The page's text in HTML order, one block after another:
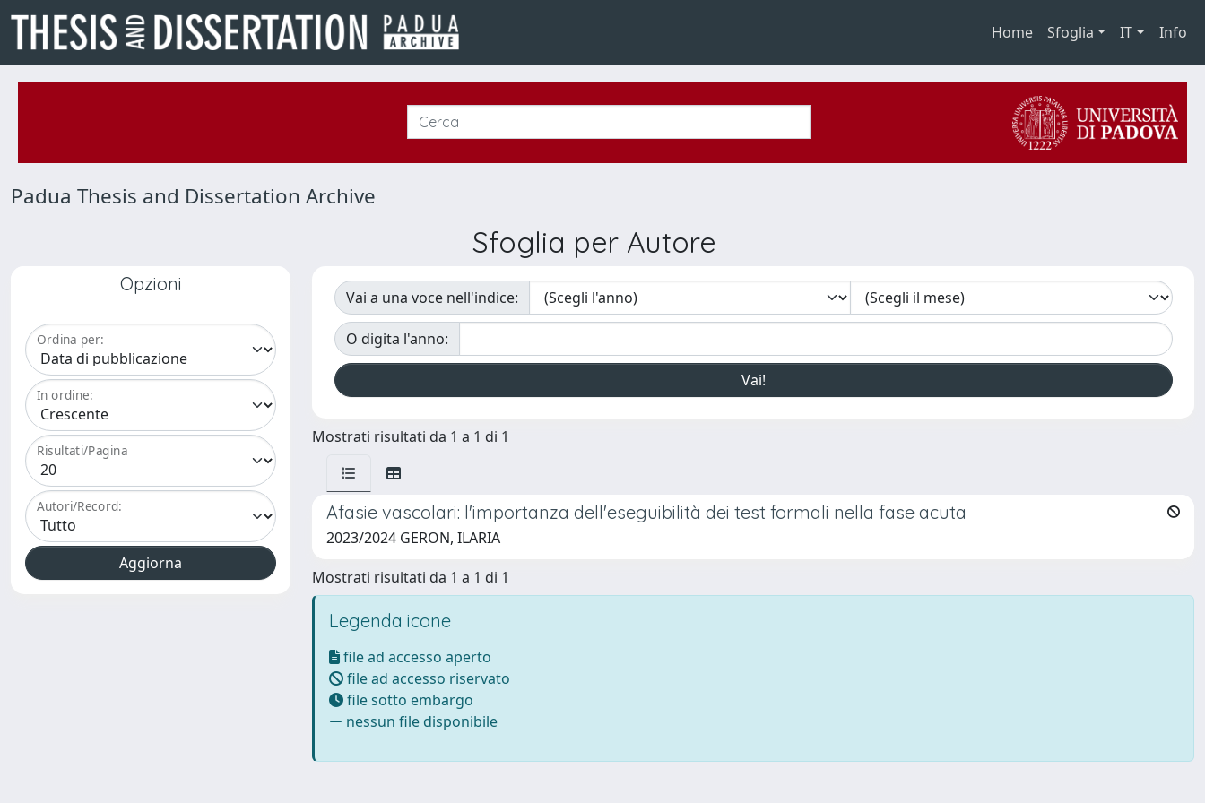
Home Sfoglia IT Info
Padua Thesis and Dissertation Archive
Sfoglia per Autore
Opzioni
Ordina per:
In ordine:
Risultati/Pagina
Autori/Record:
Vai a una voce nell'indice:
O digita l'anno:
Mostrati risultati da 1 a 1 di 1
Afasie vascolari: l'importanza dell'eseguibilità dei test formali nella fase acuta
2023/2024 GERON, ILARIA
Mostrati risultati da 1 a 1 di 1
Legenda icone
file ad accesso aperto
file ad accesso riservato
file sotto embargo
nessun file disponibile